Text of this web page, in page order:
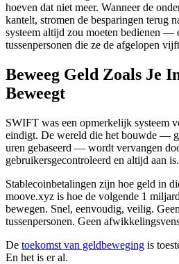
hoeven dat niet meer. Wanneer de
kantelt, stromen de besparingen terug
systeem altijd zou moeten bedienen —
tussenpersonen die ze de afgelopen
Beweeg Geld Zoals Je
Beweegt
SWIFT was een opmerkelijk systeem
eindigt. De wereld die het bouwde —
uren gebaseerd — wordt vervangen
gebruikersgecontroleerd en altijd aan is.
Stablecoinbetalingen zijn hoe geld in
moove.xyz is hoe de volgende 1
bewegen. Snel, eenvoudig, veilig.
tussenpersonen. Geen
De toekomst van geldbeweging is
En het is er al.